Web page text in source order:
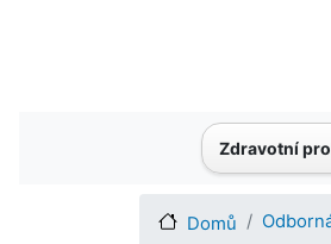
Main navigation
Zdravotní
Domů